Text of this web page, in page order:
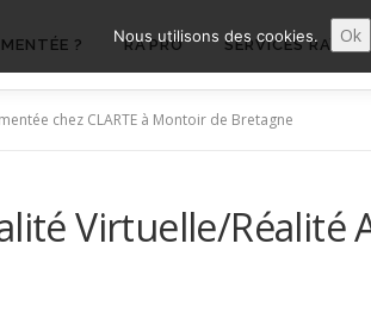
? RA’PRO SERVICES RA’PRO
chez CLARTE à Montoir de Bretagne
Virtuelle/Réalité
Nous utilisons des cookies. Ok